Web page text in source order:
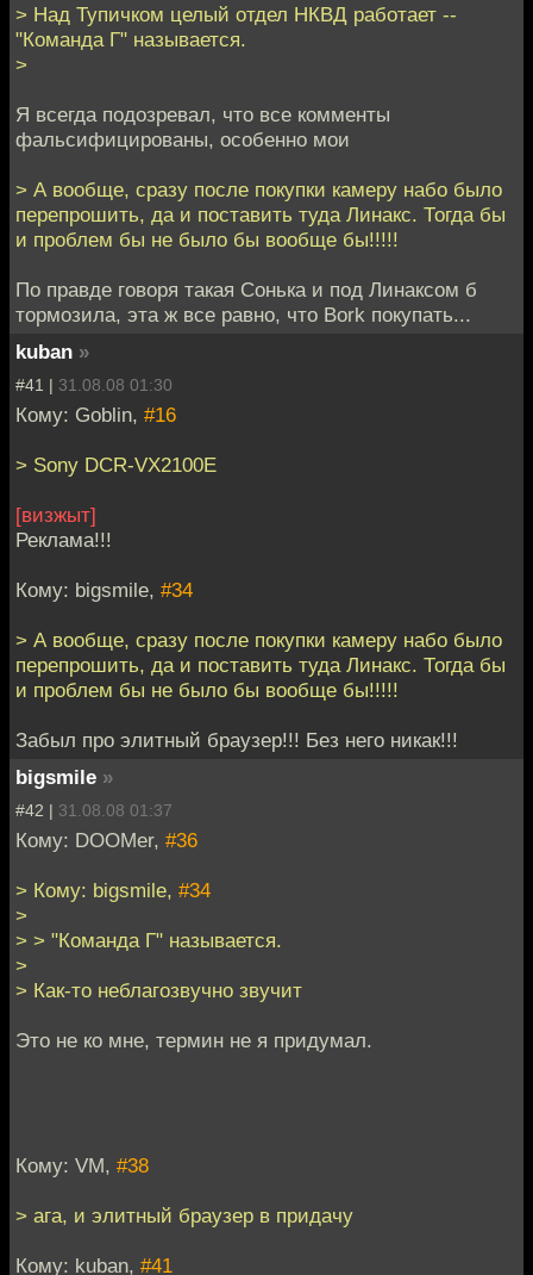
> Над Тупичком целый отдел НКВД работает --
"Команда Г" называется.
>
Я всегда подозревал, что все комменты
фальсифицированы, особенно мои
> А вообще, сразу после покупки камеру набо было
перепрошить, да и поставить туда Линакс. Тогда бы
и проблем бы не было бы вообще бы!!!!!
По правде говоря такая Сонька и под Линаксом б
тормозила, эта ж все равно, что Bork покупать...
kuban »
#41 | 31.08.08 01:30
Кому: Goblin, #16
> Sony DCR-VX2100E
[визжыт]
Реклама!!!
Кому: bigsmile, #34
> А вообще, сразу после покупки камеру набо было
перепрошить, да и поставить туда Линакс. Тогда бы
и проблем бы не было бы вообще бы!!!!!
Забыл про элитный браузер!!! Без него никак!!!
bigsmile »
#42 | 31.08.08 01:37
Кому: DOOMer, #36
> Кому: bigsmile, #34
>
> > "Команда Г" называется.
>
> Как-то неблагозвучно звучит
Это не ко мне, термин не я придумал.
Кому: VM, #38
> ага, и элитный браузер в придачу
Кому: kuban, #41